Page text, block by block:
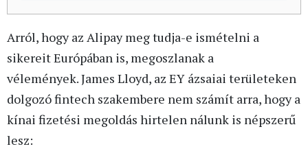
Arról, hogy az Alipay meg tudja-e ismételni a
sikereit Európában is, megoszlanak a
vélemények. James Lloyd, az EY ázsaiai területeken
dolgozó fintech szakembere nem számít arra, hogy a
kínai fizetési megoldás hirtelen nálunk is népszerű
lesz: